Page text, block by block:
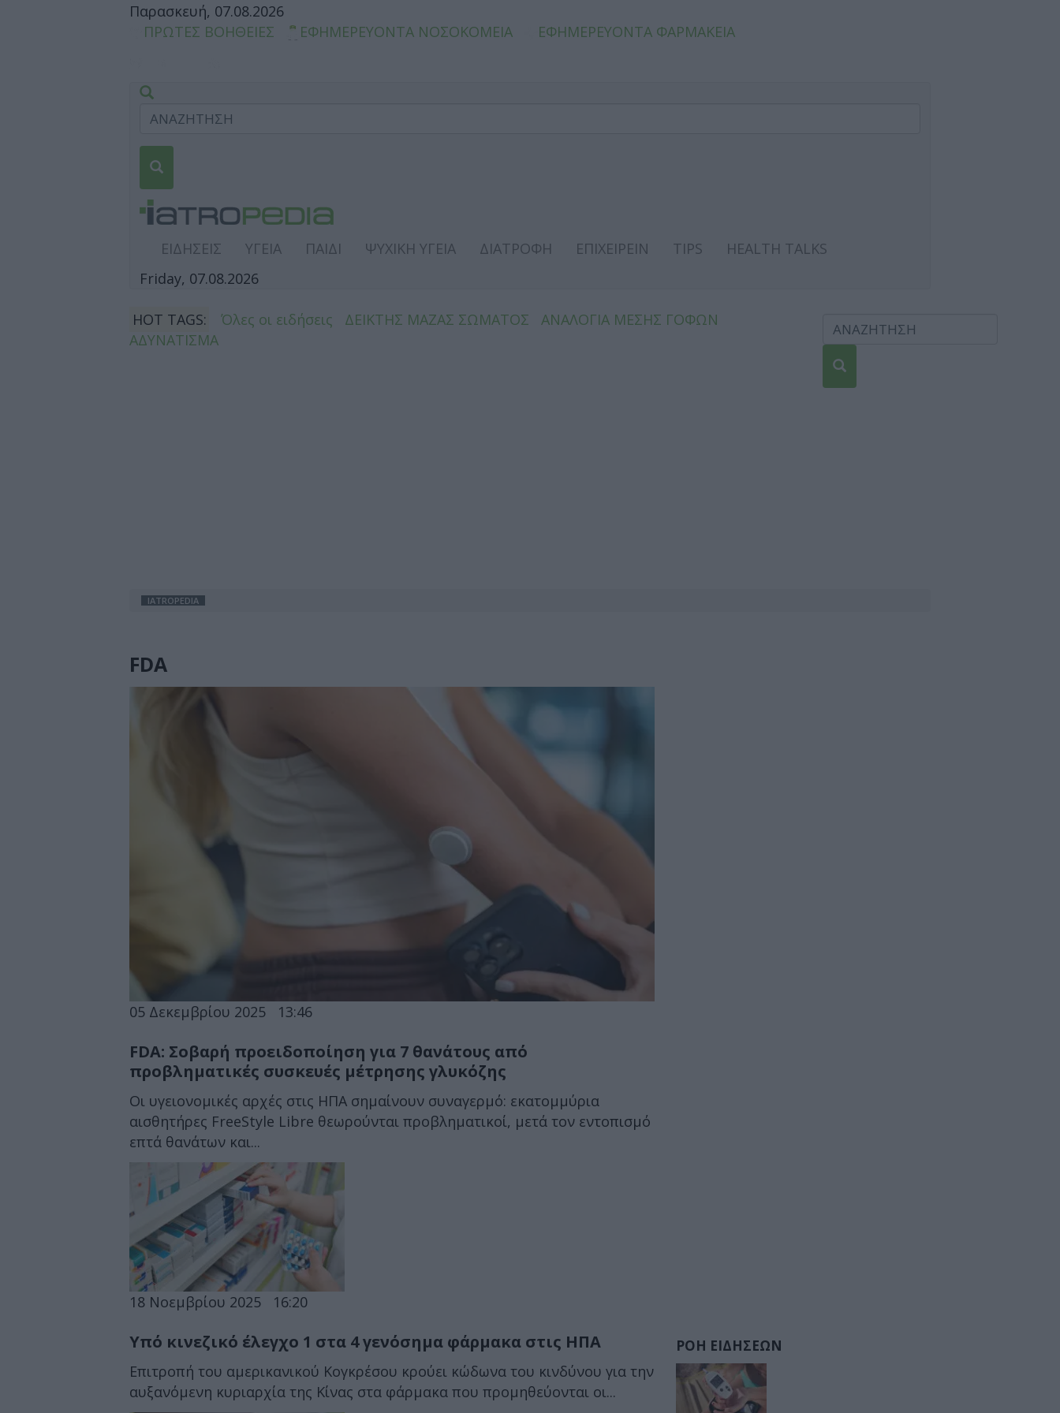
Παρασκευή, 07.08.2026
ΠΡΩΤΕΣ ΒΟΗΘΕΙΕΣ
ΕΦΗΜΕΡΕΥΟΝΤΑ ΝΟΣΟΚΟΜΕΙΑ ΕΦΗΜΕΡΕΥΟΝΤΑ ΦΑΡΜΑΚΕΙΑ
ΕΙΔΗΣΕΙΣ ΥΓΕΙΑ ΠΑΙΔΙ ΨΥΧΙΚΗ ΥΓΕΙΑ ΔΙΑΤΡΟΦΗ ΕΠΙΧΕΙΡΕΙΝ TIPS
HEALTH TALKS
Friday, 07.08.2026
HOT TAGS: Όλες οι ειδήσεις ΔΕΙΚΤΗΣ ΜΑΖΑΣ ΣΩΜΑΤΟΣ
ΑΝΑΛΟΓΙΑ ΜΕΣΗΣ ΓΟΦΩΝ
ΑΔΥΝΑΤΙΣΜΑ
IATROPEDIA
FDA
05 Δεκεμβρίου 2025 13:46
FDA: Σοβαρή προειδοποίηση για 7 θανάτους από
προβληματικές συσκευές μέτρησης γλυκόζης
Οι υγειονομικές αρχές στις ΗΠΑ σημαίνουν συναγερμό: εκατομμύρια
αισθητήρες FreeStyle Libre θεωρούνται προβληματικοί, μετά τον εντοπισμό
επτά θανάτων και...
18 Νοεμβρίου 2025 16:20
Υπό κινεζικό έλεγχο 1 στα 4 γενόσημα φάρμακα στις ΗΠΑ
Επιτροπή του αμερικανικού Κογκρέσου κρούει κώδωνα του κινδύνου για την
αυξανόμενη κυριαρχία της Κίνας στα φάρμακα που προμηθεύονται οι...
ΡΟΗ ΕΙΔΗΣΕΩΝ